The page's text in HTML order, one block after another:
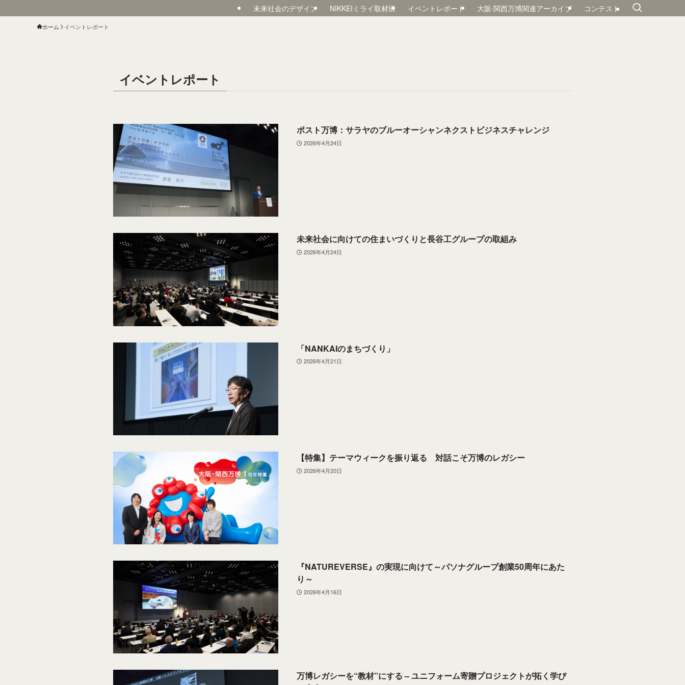
未来社会のデザイン NIKKEIミライ取材班 イベントレポート 大阪‧関⻄万博関連アーカイブ コンテスト
ホーム イベントレポート
イベントレポート
ポスト万博：サラヤのブルーオーシャンネクストビジネスチャレンジ
2026年4月24日
未来社会に向けての住まいづくりと長谷工グループの取組み
2026年4月24日
「NANKAIのまちづくり」
2026年4月21日
【特集】テーマウィークを振り返る 対話こそ万博のレガシー
2026年4月20日
『NATUREVERSE』の実現に向けて～パソナグループ創業50周年にあた
り～
2026年4月16日
万博レガシーを“教材”にする – ユニフォーム寄贈プロジェクトが拓く学び